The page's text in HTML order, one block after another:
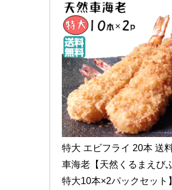
特大 エビフライ 20本 送
車海老【天然くるまえび
特大10本×2パックセット